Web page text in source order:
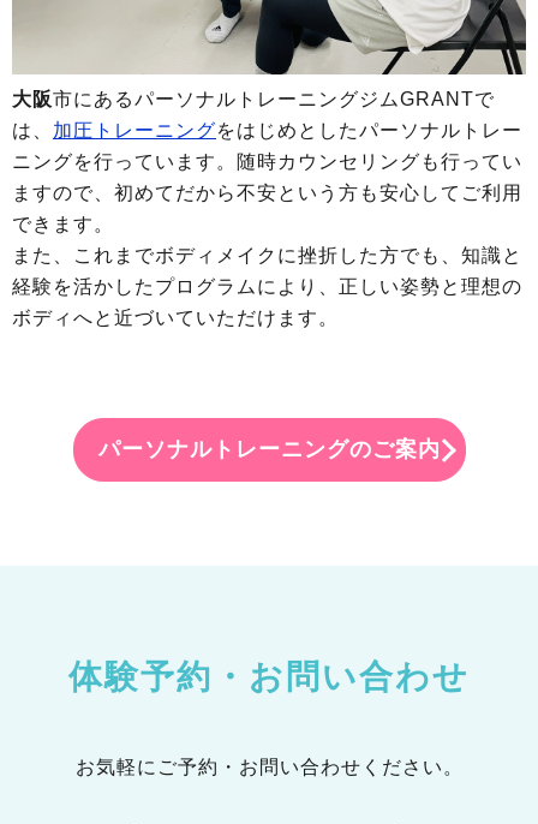
大阪市にあるパーソナルトレーニングジムGRANTで
は、 加圧トレーニングをはじめとしたパーソナルトレー
ニングを行っています。随時カウンセリングも行ってい
ますので、初めてだから不安という方も安心してご利用
できます。
また、これまでボディメイクに挫折した方でも、知識と
経験を活かしたプログラムにより、正しい姿勢と理想の
ボディへと近づいていただけます。
パーソナルトレーニングのご案内
体験予約・お問い合わせ
お気軽にご予約・お問い合わせください。